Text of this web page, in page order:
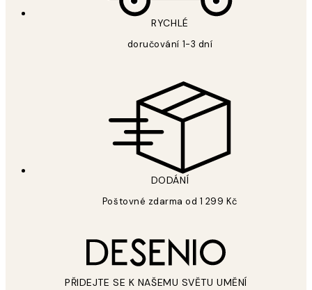
RYCHLÉ
doručování 1-3 dní
DODÁNÍ
Poštovné zdarma od 1 299 Kč
PŘIDEJTE SE K NAŠEMU SVĚTU UMĚNÍ